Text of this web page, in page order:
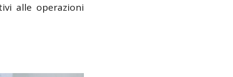
alle operazioni